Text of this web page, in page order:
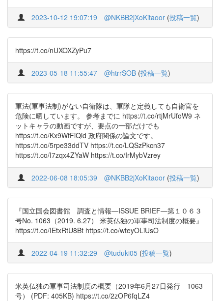
2023-10-12 19:07:19 @NKBB2jXoKitaoor (投稿一覧)
https://t.co/nUXOXZyPu7
2023-05-18 11:55:47 @htrrSOB (投稿一覧)
軍法(軍事法制)がない自衛隊は、軍隊と定義しても自衛官を
危険に晒しています。 参考までに https://t.co/rtjMrUfoW9 ネ
ットキャラの動画ですが、要点の一部だけでも
https://t.co/Kx9WfFiQid 政府関係の論文です。
https://t.co/5rpe33ddTV https://t.co/LQSzPkcn37
https://t.co/I7zqx4ZYaW https://t.co/IrMybVzrey
2022-06-08 18:05:39 @NKBB2jXoKitaoor (投稿一覧)
『国立国会図書館 調査と情報―ISSUE BRIEF―第１０６３
号No. 1063（2019. 6.27） 米英仏独の軍事司法制度の概要』
https://t.co/IEtxRtU8Bt https://t.co/wteyOLiUsO
2022-04-19 11:32:29 @tuduki05 (投稿一覧)
米英仏独の軍事司法制度の概要（2019年6月27日発行 1063
号） (PDF: 405KB) https://t.co/2zOP6fqLZ4